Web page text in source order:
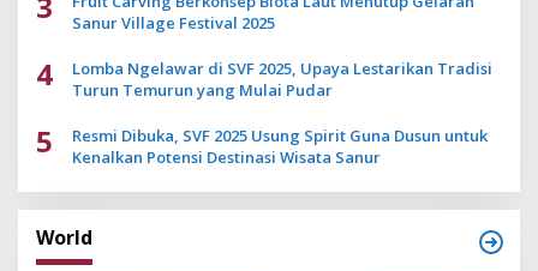
Sanur Village Festival 2025
4
Lomba Ngelawar di SVF 2025, Upaya Lestarikan Tradisi
Turun Temurun yang Mulai Pudar
5
Resmi Dibuka, SVF 2025 Usung Spirit Guna Dusun untuk
Kenalkan Potensi Destinasi Wisata Sanur
World